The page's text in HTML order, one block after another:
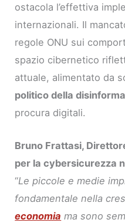
ostacola l’effettiva
internazionali. Il
regole ONU sui
spazio cibernetico
attuale, alimentato da
politico della
procura digitali.
Bruno Frattasi,
per la cybersicurezza
“Le piccole e medie
fondamentale nella
economia ma sono